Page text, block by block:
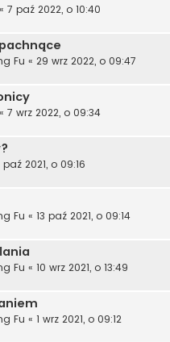
« 7 paź 2022, o 10:40
Fu « 29 wrz 2022, o 09:47
« 7 wrz 2022, o 09:34
paź 2021, o 09:16
Fu « 13 paź 2021, o 09:14
Fu « 10 wrz 2021, o 13:49
Fu « 1 wrz 2021, o 09:12